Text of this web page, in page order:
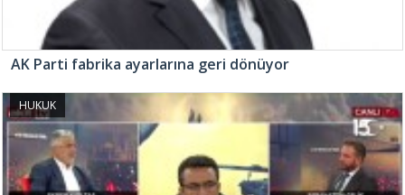
AK Parti fabrika ayarlarına geri dönüyor
HUKUK